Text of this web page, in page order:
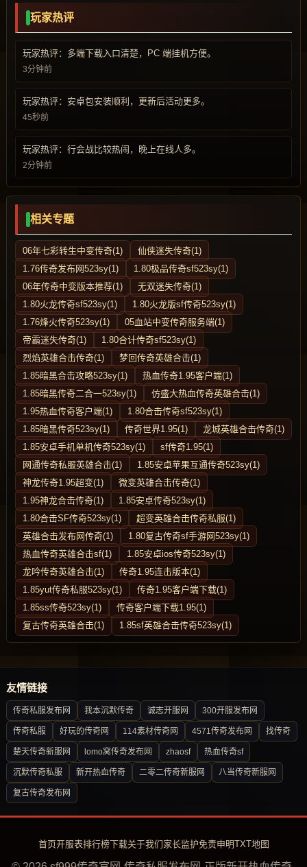
玩家热评
玩家热评：多端下载入口清楚，PC 端挂机方便。
3分钟前
玩家热评：安卓包安装顺利，更新后活动更多。
45秒前
玩家热评：行会战比较热闹，晚上在线人多。
2分钟前
相关专题
06年七彩转生中变传奇(1)
仙侠迷失传奇(1)
1.76传奇发布网523sy(1)
1.80极品传奇sf523sy(1)
06年传奇中变版本推荐(1)
无双迷失传奇(1)
1.80火龙传奇sf523sy(1)
1.80火龙版sf传奇523sy(1)
1.76烽火传奇523sy(1)
05血站中变传奇服务端(1)
帝霸迷失传奇(1)
1.80合计传奇sf523sy(1)
烈焰英雄合击传奇(1)
梦回传奇英雄合击(1)
1.85暗黑合击攻略523sy(1)
热血传奇1.95客户端(1)
1.85暗黑传奇二合一523sy(1)
仿盛大热血传奇英雄合击(1)
1.95热血传奇客户端(1)
1.80合击传奇sf523sy(1)
1.85暗黑传奇523sy(1)
传奇世界1.95(1)
龙城英雄合击传奇(1)
1.85安卓手机单机传奇523sy(1)
sf传奇1.95(1)
网通传奇私服英雄合击(1)
1.85安卓苹果互通传奇523sy(1)
神龙传奇1.95超变(1)
微变英雄合击传奇(1)
1.95神龙合击传奇(1)
1.85安卓传奇523sy(1)
1.80合击SF传奇523sy(1)
超变英雄合击传奇私服(1)
英雄合击发布网传奇(1)
1.80复古传奇sf手游网523sy(1)
热血传奇英雄合击sf(1)
1.85安卓ios传奇523sy(1)
龙吟传奇英雄合击(1)
传奇1.95连击版本(1)
1.85yut传奇私服523sy(1)
传奇1.95客户端下载(1)
1.85ss传奇523sy(1)
传奇客户端下载1.95(1)
复古传奇英雄合击(1)
1.85sf英雄合击传奇523sy(1)
友情链接
传奇私服发布网 我本沉默传奇 诚志开服网 300开服发布网
传奇私服 好玩的传奇网 114素材传奇网 4571传奇发布网 找传奇
楚天传奇新服网 lomo窝传奇发布网 zhaosf 热血传奇sf
沉默传奇私服 新开热血传奇 二零二传奇新服网 八当传奇新服网
复古传奇发布网
首页开服表排行榜下载关于我们 家长监护免责申明TXT地图